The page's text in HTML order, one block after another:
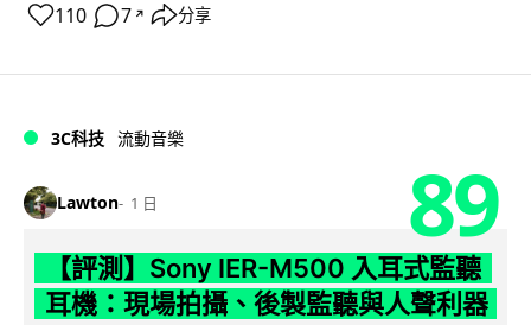
110 7 ↗ 分享
3C科技 流動音樂
Lawton 1 日 89
【評測】Sony IER-M500 入耳式監聽
耳機：現場拍攝、後製監聽與人聲利器